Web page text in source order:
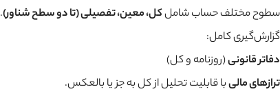
سطوح مختلف حساب شاملکل، معین، تفصیلی (تا دو سطح شناور).
گزارش‌گیری کامل:
دفاتر قانونی(روزنامه و کل)
ترازهای مالیبا قابلیت تحلیل از کل به جز یا بالعکس.